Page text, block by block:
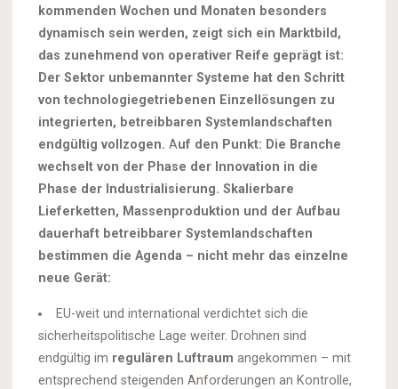
kommenden Wochen und Monaten besonders
dynamisch sein werden, zeigt sich ein Marktbild,
das zunehmend von operativer Reife geprägt ist:
Der Sektor unbemannter Systeme hat den Schritt
von technologiegetriebenen Einzellösungen zu
integrierten, betreibbaren Systemlandschaften
endgültig vollzogen.Auf den Punkt: Die Branche
wechselt von der Phase der Innovation in die
Phase der Industrialisierung. Skalierbare
Lieferketten, Massenproduktion und der Aufbau
dauerhaft betreibbarer Systemlandschaften
bestimmen die Agenda – nicht mehr das einzelne
neue Gerät:
EU-weit und international verdichtet sich die
sicherheitspolitische Lage weiter. Drohnen sind
endgültig im regulären Luftraum angekommen – mit
entsprechend steigenden Anforderungen an Kontrolle,